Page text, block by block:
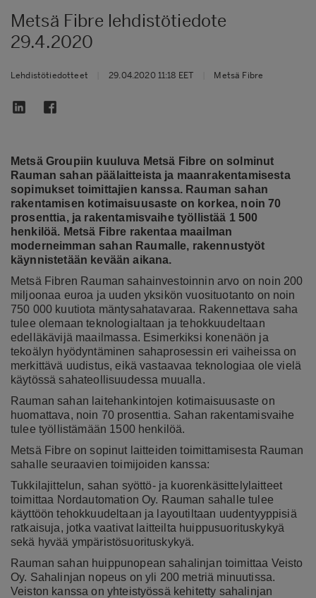
Metsä Fibre lehdistötiedote
29.4.2020
Lehdistötiedotteet 29.04.2020 11:18 EET Metsä Fibre
Metsä Groupiin kuuluva Metsä Fibre on solminut
Rauman sahan päälaitteista ja maanrakentamisesta
sopimukset toimittajien kanssa. Rauman sahan
rakentamisen kotimaisuusaste on korkea, noin 70
prosenttia, ja rakentamisvaihe työllistää 1 500
henkilöä. Metsä Fibre rakentaa maailman
moderneimman sahan Raumalle, rakennustyöt
käynnistetään kevään aikana.
Metsä Fibren Rauman sahainvestoinnin arvo on noin 200
miljoonaa euroa ja uuden yksikön vuosituotanto on noin
750 000 kuutiota mäntysahatavaraa. Rakennettava saha
tulee olemaan teknologialtaan ja tehokkuudeltaan
edelläkävijä maailmassa. Esimerkiksi konenäön ja
tekoälyn hyödyntäminen sahaprosessin eri vaiheissa on
merkittävä uudistus, eikä vastaavaa teknologiaa ole vielä
käytössä sahateollisuudessa muualla.
Rauman sahan laitehankintojen kotimaisuusaste on
huomattava, noin 70 prosenttia. Sahan rakentamisvaihe
tulee työllistämään 1500 henkilöä.
Metsä Fibre on sopinut laitteiden toimittamisesta Rauman
sahalle seuraavien toimijoiden kanssa:
Tukkilajittelun, sahan syöttö- ja kuorenkäsittelylaitteet
toimittaa Nordautomation Oy. Rauman sahalle tulee
käyttöön tehokkuudeltaan ja layoutiltaan uudentyyppisiä
ratkaisuja, jotka vaativat laitteilta huippusuorituskykyä
sekä hyvää ympäristösuorituskykyä.
Rauman sahan huippunopean sahalinjan toimittaa Veisto
Oy. Sahalinjan nopeus on yli 200 metriä minuutissa.
Veiston kanssa on yhteistyössä kehitetty sahalinjan